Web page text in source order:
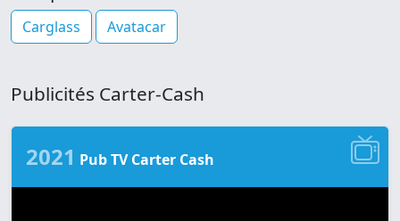
Carglass Avatacar
Publicités Carter-Cash
2021 Pub TV Carter Cash